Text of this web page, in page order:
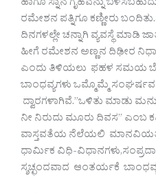
ಹಾಗೂ ಸ್ನಾನ ಗೃಹವನ್ನು
ರಮೇಶನ ಪತ್ನಿಗೂ ಕಣ್ಣೀರು
ದಿನಗಳಲ್ಲೇ ಚನ್ನಾಗಿ ವ್ಯವಸ್ಥೆ ಮಾಡಿ
ಹೀಗೆ ರಮೇಶನ ಅಣ್ಣನ ದಿಢೀರ
ಎಂದು ತಿಳಿಯಲು ಫಹಳ ಸಮಯ
ಬಾಂಧವ್ಯಗಳು ಒಮ್ಮೊಮ್ಮೆ
ದ್ವಾರಗಳಾಗಿವೆ.”ಒಳಿತು ಮಾಡು
ನೀ ನಿರುದು ಮೂರು ದಿವಸ” ಎಂಬ
ವಾಸ್ತವತೆಯ ನೆಲೆಯಲಿ
ಧಾರ್ಮಿಕ ವಿಧಿ-
ಸ್ಶಚ್ಛಂದವಾದ ಆಂತರ್ಯಕೆ